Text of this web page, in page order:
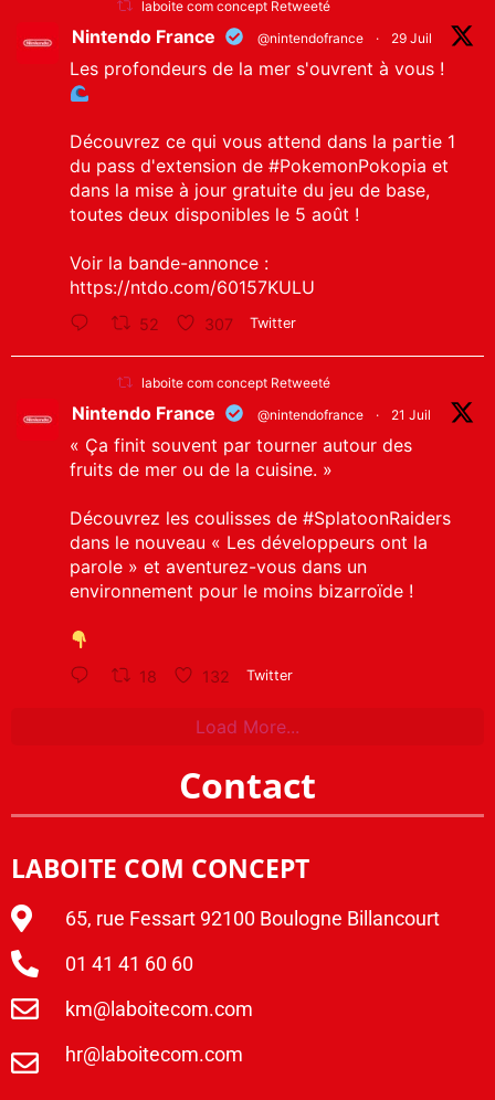
laboite com concept Retweeté
Nintendo France @nintendofrance · 29 Juil
Les profondeurs de la mer s'ouvrent à vous !
Découvrez ce qui vous attend dans la partie 1
du pass d'extension de #PokemonPokopia et
dans la mise à jour gratuite du jeu de base,
toutes deux disponibles le 5 août !
Voir la bande-annonce :
https://ntdo.com/60157KULU
52 307 Twitter
laboite com concept Retweeté
Nintendo France @nintendofrance · 21 Juil
« Ça finit souvent par tourner autour des
fruits de mer ou de la cuisine. »
Découvrez les coulisses de #SplatoonRaiders
dans le nouveau « Les développeurs ont la
parole » et aventurez-vous dans un
environnement pour le moins bizarroïde !
18 132 Twitter
Load More...
Contact
LABOITE COM CONCEPT
65, rue Fessart 92100 Boulogne Billancourt
01 41 41 60 60
km@laboitecom.com
hr@laboitecom.com